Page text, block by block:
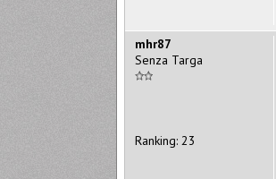
mhr87
Senza Targa
Ranking: 23